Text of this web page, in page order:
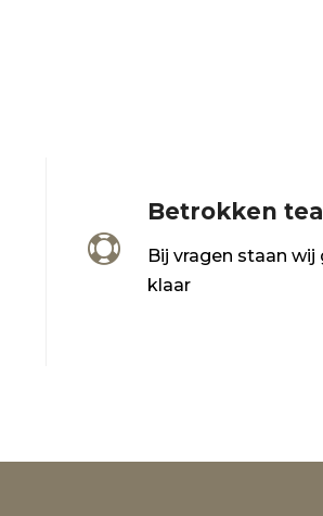

Betrokken
Bij vragen staan wij
klaar